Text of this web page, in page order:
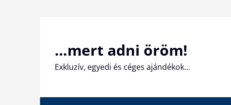
…mert adni öröm!
Exkluzív, egyedi és céges ajándékok…